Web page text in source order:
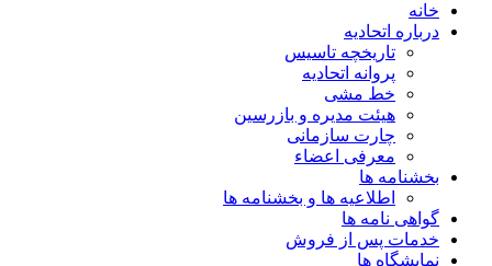
خانه
درباره اتحادیه
تاریخچه تاسیس
پروانه اتحادیه
خط مشی
هیئت مدیره و بازرسین
چارت سازمانی
معرفی اعضاء
بخشنامه ها
اطلاعیه ها و بخشنامه ها
گواهی نامه ها
خدمات پس از فروش
نمایشگاه ها